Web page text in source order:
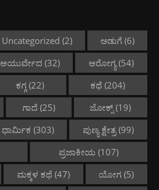
Uncategorized (2) ಅಡುಗೆ (6)
ಆಯುರ್ವೇದ(32) ಆರೋಗ್ಯ(54)
ಕಗ್ಗ(22) ಕಥೆ (204)
ಗಾದೆ(25) ಜೋಕ್ಸ್(19)
ಧಾರ್ಮಿಕ (303) ಪುಣ್ಯ ಕ್ಷೇತ್ರ(99)
ಪ್ರಜಾಕೀಯ (107)
ಮಕ್ಕಳ ಕಥೆ(47) ಯೋಗ (5)